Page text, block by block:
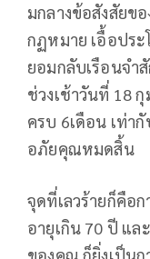
มกลางข้อสังสัยข
กฏหมาย เอื้อปร
ยอมกลับเรือนจำ
ช่วงเช้าวันที่ 18
ครบ 6เดือน เท่า
อภัยคุณหมดสิ้น
จุดที่เลวร้ายก็คือ
อายุเกิน 70 ปี แล